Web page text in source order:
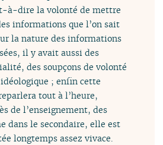
à-dire la volonté de mettre
informations que l’on sait
la nature des informations
il y avait aussi des
des soupçons de volonté
; enfin cette
tout à l’heure,
de l’enseignement, des
dans le secondaire, elle est
longtemps assez vivace.